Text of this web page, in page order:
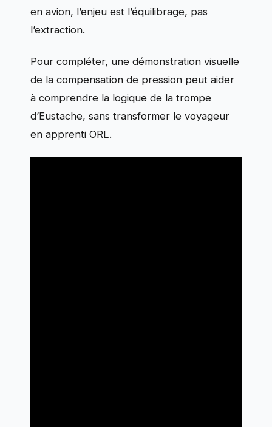
en avion, l’enjeu est l’équilibrage, pas
l’extraction.
Pour compléter, une démonstration visuelle
de la compensation de pression peut aider
à comprendre la logique de la trompe
d’Eustache, sans transformer le voyageur
en apprenti ORL.